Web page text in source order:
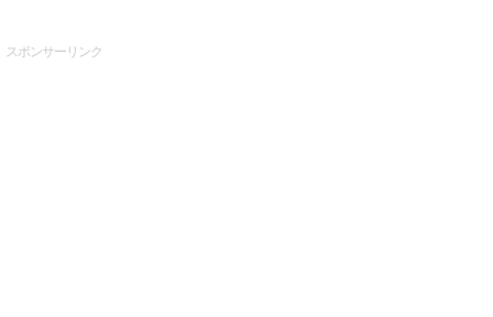
スポンサーリンク